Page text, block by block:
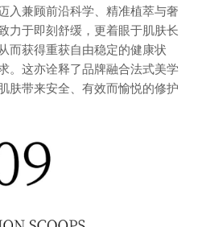
入兼顾前沿科学、精准植萃与奢
力于即刻舒缓，更着眼于肌肤长
而获得重获自由稳定的健康状
。这亦诠释了品牌融合法式美学
肤带来安全、有效而愉悦的修护